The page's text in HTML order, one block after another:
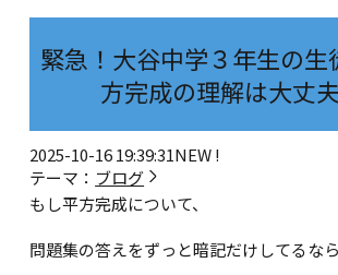
緊急！大谷中学３年生の生
方完成の理解は大丈
2025-10-16 19:39:31NEW !
テーマ： ブログ
もし平方完成について、
問題集の答えをずっと暗記だけしてるな